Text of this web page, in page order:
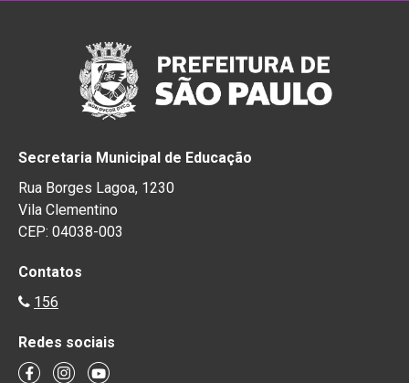
Secretaria Municipal de Educação
Rua Borges Lagoa, 1230
Vila Clementino
CEP: 04038-003
Contatos
156
Redes sociais